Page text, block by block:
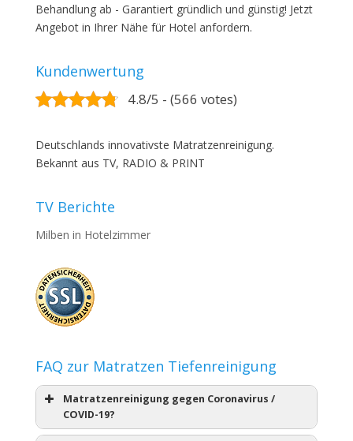
Behandlung ab - Garantiert gründlich und günstig! Jetzt
Angebot in Ihrer Nähe für Hotel anfordern.
Kundenwertung
4.8/5 - (566 votes)
Deutschlands innovativste Matratzenreinigung.
Bekannt aus TV, RADIO & PRINT
TV Berichte
Milben in Hotelzimmer
FAQ zur Matratzen Tiefenreinigung
Matratzenreinigung gegen Coronavirus /
COVID-19?